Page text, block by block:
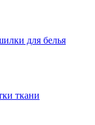
для белья
ткани